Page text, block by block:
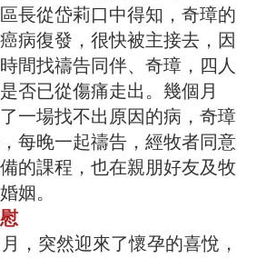
長從岱莉口中得知，奇璋的
病復發，很快被主接去，因
間找禱告同伴、奇璋，四人
否已從傷痛走出。幾個月
一場找不出原因的病，奇璋
每晚一起禱告，經牧者同意
的課程，也在親朋好友及牧
姻。
突然迎來了懷孕的喜悅，